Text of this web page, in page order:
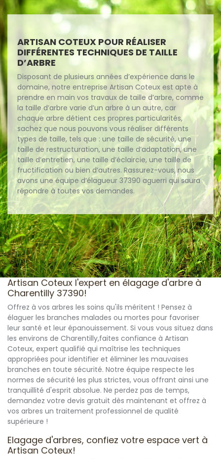
ARTISAN COTEUX POUR RÉALISER
DIFFÉRENTES TECHNIQUES DE TAILLE
D’ARBRE
Disposant de plusieurs années d’expérience dans le
domaine, notre entreprise Artisan Coteux est apte à
prendre en main vos travaux de taille d’arbre, comme
la taille d’arbre varie d’un arbre à un autre, car
chaque arbre détient ces propres particularités,
sachez que nous pouvons vous réaliser différents
types de taille, tels que : une taille de sécurité, une
taille de restructuration, une taille d’adaptation, une
taille d’entretien, une taille d’éclaircie, une taille de
fructification ou bien d’autres. Rassurez-vous, nous
avons une équipe d’élagueur 37390 aguerri qui saura
répondre à toutes vos demandes.
Artisan Coteux l'expert en élagage d'arbre à
Charentilly 37390!
Offrez à vos arbres les soins qu'ils méritent ! Pensez à
élaguer les branches malades ou mortes pour favoriser
leur santé et leur épanouissement. Si vous vous situez dans
les environs de Charentilly,faites confiance à Artisan
Coteux, expert qualifié qui maîtrise les techniques
appropriées pour identifier et éliminer les mauvaises
branches en toute sécurité. Notre équipe respecte les
normes de sécurité les plus strictes, vous offrant ainsi une
tranquillité d'esprit absolue. Ne perdez pas de temps,
demandez votre devis gratuit dès maintenant et offrez à
vos arbres un traitement professionnel de qualité
supérieure !
Elagage d'arbres, confiez votre espace vert à
Artisan Coteux!